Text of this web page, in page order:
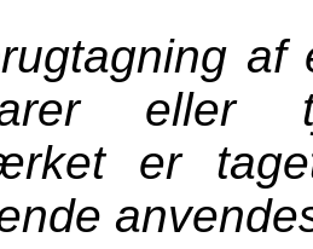
eller
er